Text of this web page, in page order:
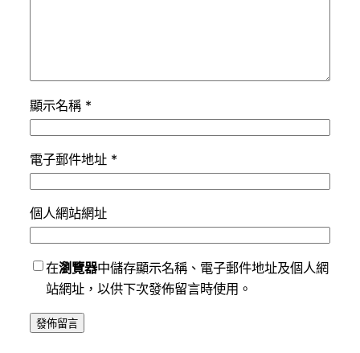
顯示名稱 *
電子郵件地址 *
個人網站網址
在瀏覽器中儲存顯示名稱、電子郵件地址及個人網
站網址，以供下次發佈留言時使用。